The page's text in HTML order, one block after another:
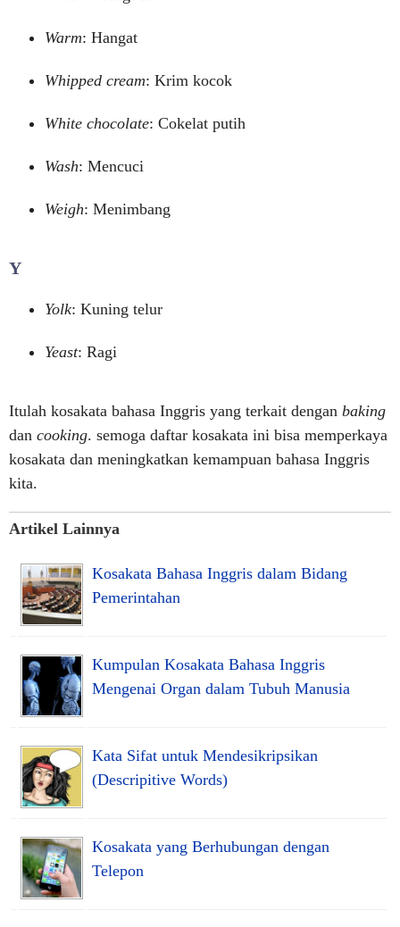
Warm: Hangat
Whipped cream: Krim kocok
White chocolate: Cokelat putih
Wash: Mencuci
Weigh: Menimbang
Y
Yolk: Kuning telur
Yeast: Ragi
Itulah kosakata bahasa Inggris yang terkait dengan baking
dan cooking. semoga daftar kosakata ini bisa memperkaya
kosakata dan meningkatkan kemampuan bahasa Inggris
kita.
Artikel Lainnya
Kosakata Bahasa Inggris dalam Bidang
Pemerintahan
Kumpulan Kosakata Bahasa Inggris
Mengenai Organ dalam Tubuh Manusia
Kata Sifat untuk Mendesikripsikan
(Descripitive Words)
Kosakata yang Berhubungan dengan
Telepon